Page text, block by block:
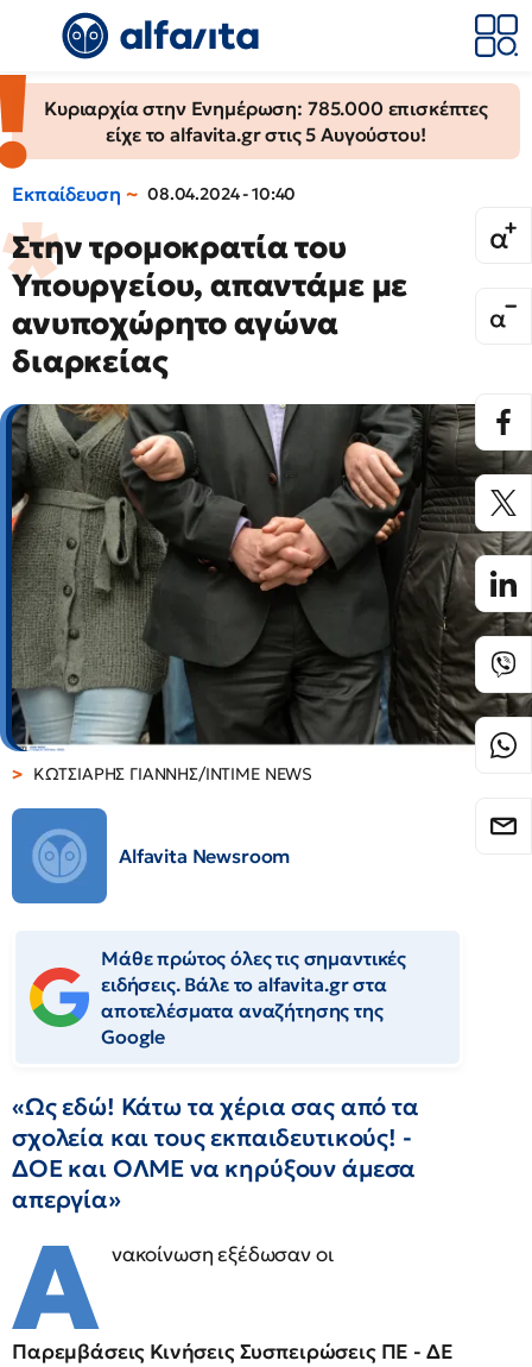
Κυριαρχία στην Ενημέρωση: 785.000 επισκέπτες
είχε το alfavita.gr στις 5 Αυγούστου!
Εκπαίδευση 08.04.2024 - 10:40
Στην τρομοκρατία του
Υπουργείου, απαντάμε με
ανυποχώρητο αγώνα
διαρκείας
ΚΩΤΣΙΑΡΗΣ ΓΙΑΝΝΗΣ/INTIME NEWS
Alfavita Newsroom
Μάθε πρώτος όλες τις σημαντικές
ειδήσεις. Βάλε το alfavita.gr στα
αποτελέσματα αναζήτησης της
Google
«Ως εδώ! Κάτω τα χέρια σας από τα
σχολεία και τους εκπαιδευτικούς! -
ΔΟΕ και ΟΛΜΕ να κηρύξουν άμεσα
απεργία»
Α νακοίνωση εξέδωσαν οι
Παρεμβάσεις Κινήσεις Συσπειρώσεις ΠΕ - ΔΕ